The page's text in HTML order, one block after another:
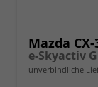
Mazda CX-
e-Skyactiv
unverbindliche